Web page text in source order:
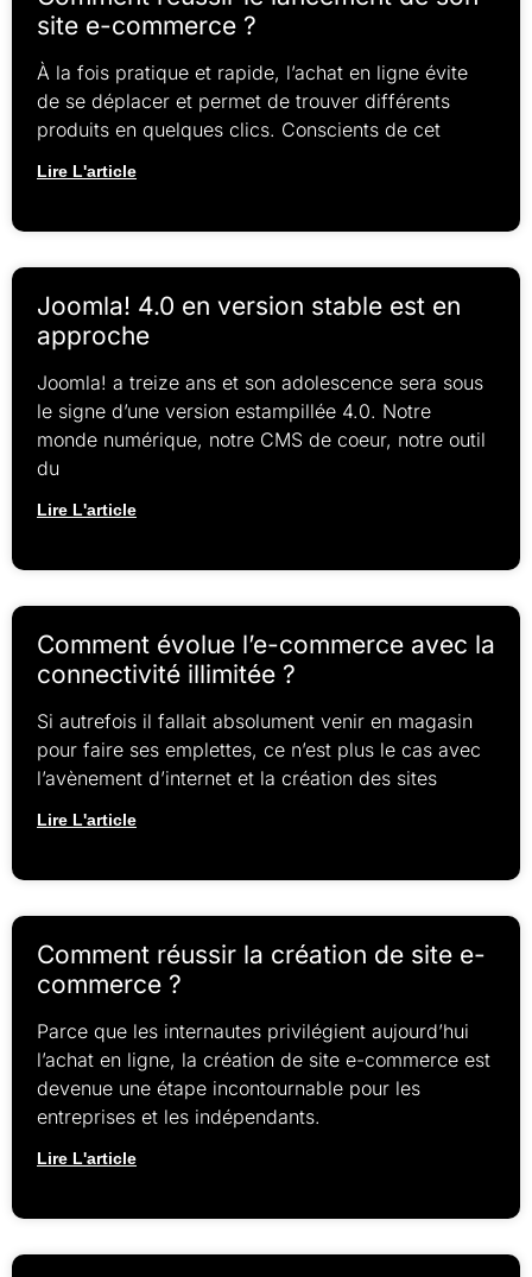
site e-commerce ?
À la fois pratique et rapide, l’achat en ligne évite
de se déplacer et permet de trouver différents
produits en quelques clics. Conscients de cet
Lire L'article
Joomla! 4.0 en version stable est en
approche
Joomla! a treize ans et son adolescence sera sous
le signe d’une version estampillée 4.0. Notre
monde numérique, notre CMS de coeur, notre outil
du
Lire L'article
Comment évolue l’e-commerce avec la
connectivité illimitée ?
Si autrefois il fallait absolument venir en magasin
pour faire ses emplettes, ce n’est plus le cas avec
l’avènement d’internet et la création des sites
Lire L'article
Comment réussir la création de site e-
commerce ?
Parce que les internautes privilégient aujourd’hui
l’achat en ligne, la création de site e-commerce est
devenue une étape incontournable pour les
entreprises et les indépendants.
Lire L'article